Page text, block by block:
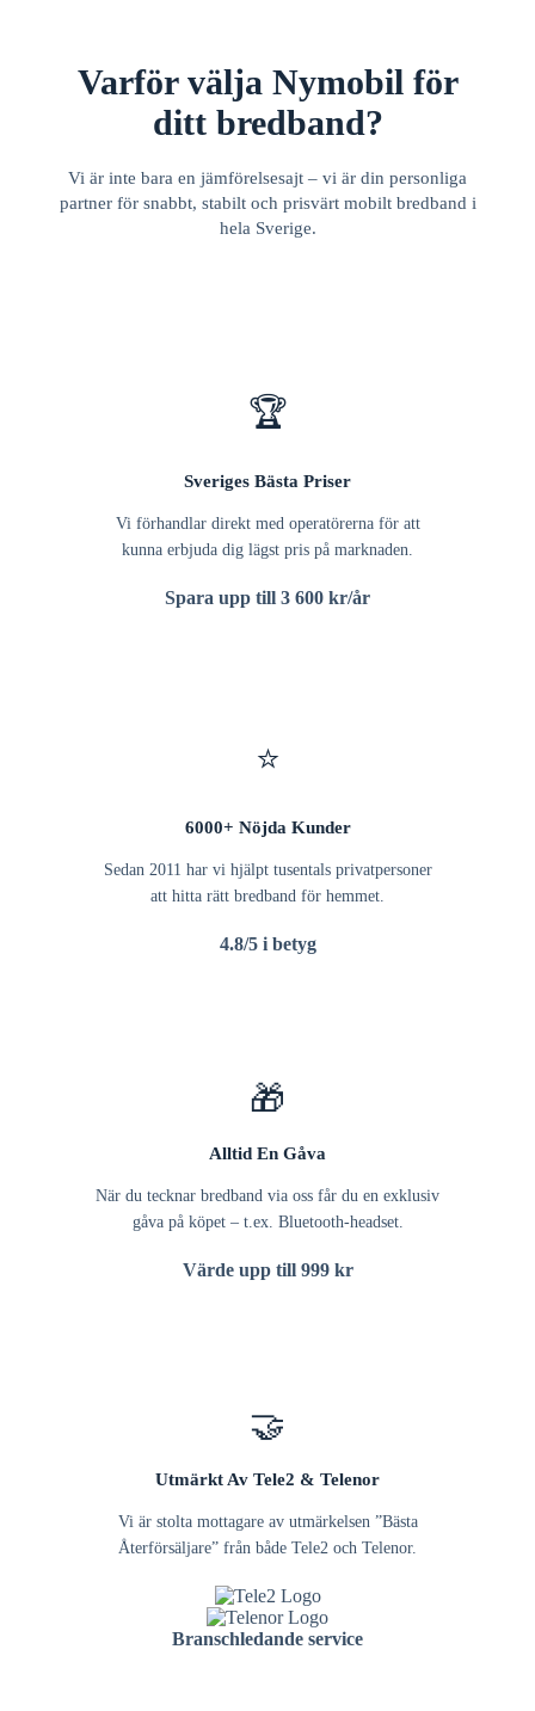
Varför välja Nymobil för
ditt bredband?
Vi är inte bara en jämförelsesajt – vi är din personliga
partner för snabbt, stabilt och prisvärt mobilt bredband i
hela Sverige.
🏆
Sveriges Bästa Priser
Vi förhandlar direkt med operatörerna för att
kunna erbjuda dig lägst pris på marknaden.
Spara upp till 3 600 kr/år
⭐
6000+ Nöjda Kunder
Sedan 2011 har vi hjälpt tusentals privatpersoner
att hitta rätt bredband för hemmet.
4.8/5 i betyg
🎁
Alltid En Gåva
När du tecknar bredband via oss får du en exklusiv
gåva på köpet – t.ex. Bluetooth-headset.
Värde upp till 999 kr
🤝
Utmärkt Av Tele2 & Telenor
Vi är stolta mottagare av utmärkelsen ”Bästa
Återförsäljare” från både Tele2 och Telenor.
Branschledande service